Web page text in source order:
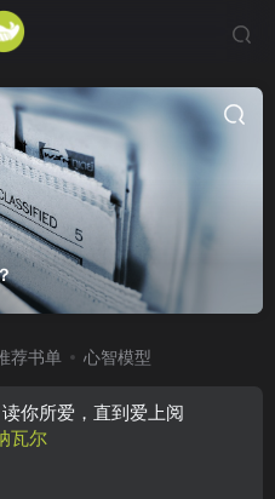
荐书单 心智模型
你所爱，直到爱上阅
瓦尔